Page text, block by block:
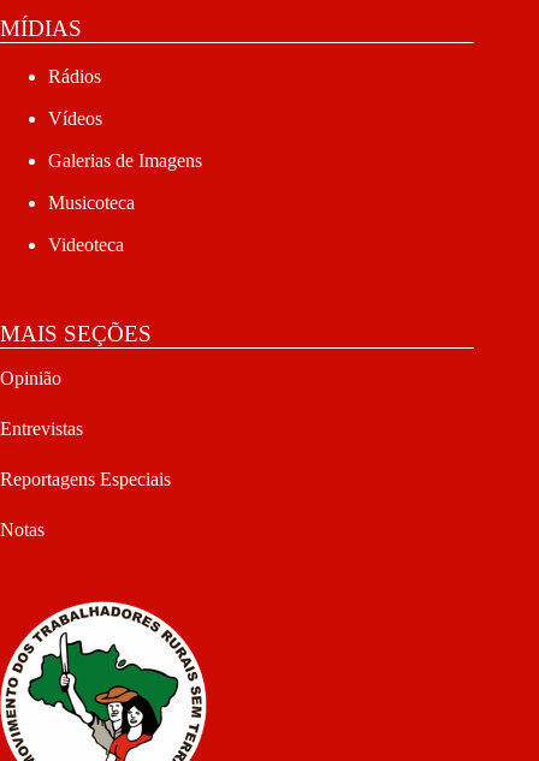
MÍDIAS
Rádios
Vídeos
Galerias de Imagens
Musicoteca
Videoteca
MAIS SEÇÕES
Opinião
Entrevistas
Reportagens Especiais
Notas